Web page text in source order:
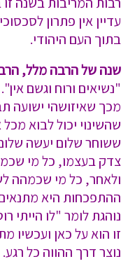
עדיין אין פתרון
בתוך העם היהודי.
שנה של הרבה מלל,
"נשיאים ורוח וגשם
מכך שאיזושהי ישועה
שהשינוי יכול לבוא
ששוחר שלום יעשה
צדק בעצמו, כל מי
ולאחר, כל מי שכמהה
ההתפכחות היא
נוהגת לומר "לו הייתי
זו הוא על כאן ועכשיו
נוצר דרך ההווה כל רגע.